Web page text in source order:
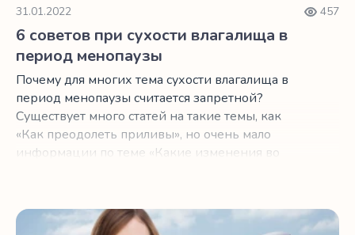
31.01.2022 457
6 советов при сухости влагалища в
период менопаузы
Почему для многих тема сухости влагалища в
период менопаузы считается запретной?
Существует много статей на такие темы, как
«Как преодолеть приливы», но очень мало
информации по теме «Какие изменения во
даже просто от слова «влагалище» в названии
статьи люди чувствуют себя неуютно.
Как правильно подготовиться к медицинскому туризму